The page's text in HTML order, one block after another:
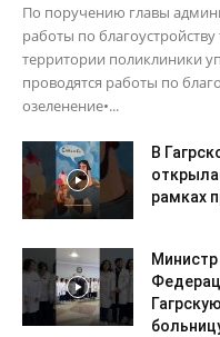
По поручению главы
работы по
территории поликлиники
проводятся работы по
озеленение•...
В
рамках